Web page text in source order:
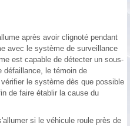
après avoir clignoté pendant
avec le système de surveillance
est capable de détecter un sous-
défaillance, le témoin de
le système dès que possible
de faire établir la cause du
si le véhicule roule près de